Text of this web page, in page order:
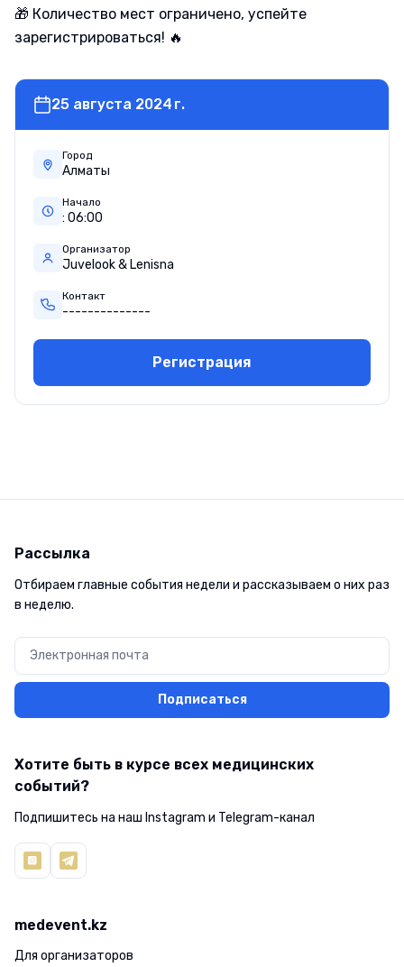
🎁 Количество мест ограничено, успейте
зарегистрироваться! 🔥
25 августа 2024 г.
Город
Алматы
Начало
: 06:00
Организатор
Juvelook & Lenisna
Контакт
--------------
Регистрация
Рассылка
Отбираем главные события недели и рассказываем о них раз
в неделю.
Подписаться
Хотите быть в курсе всех медицинских
событий?
Подпишитесь на наш Instagram и Telegram-канал
medevent.kz
Для организаторов